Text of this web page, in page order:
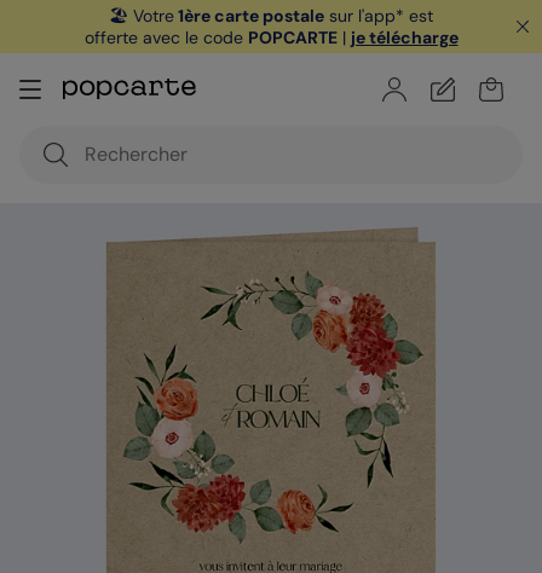
🏖️ Votre1ère carte postale sur l'app* est
offerte avec le code POPCARTE| je télécharge